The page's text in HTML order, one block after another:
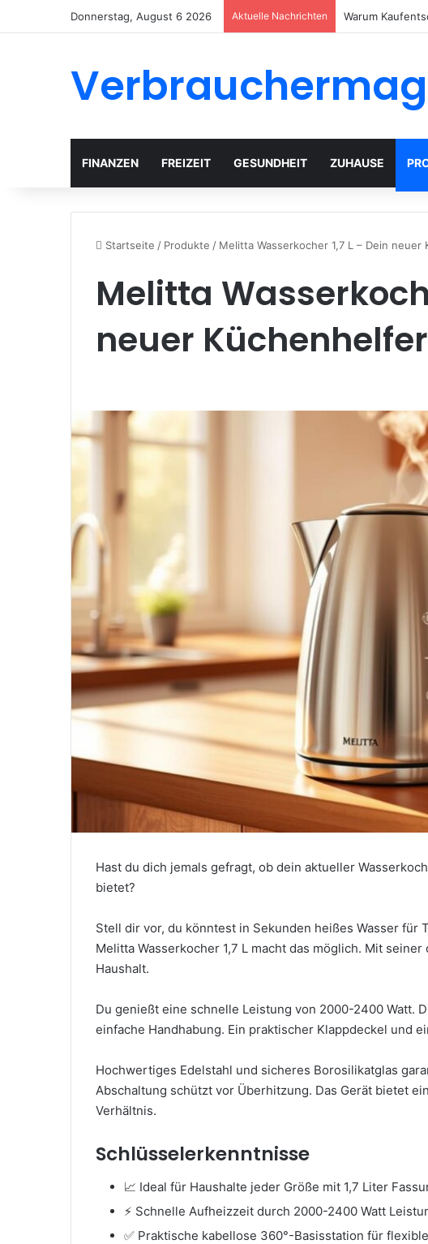
Donnerstag, August 6 2026 Aktuelle Nachrichten Gartenhäuser
FINANZEN FREIZEIT GESUNDHEIT ZUHAUSE
Startseite / Produkte / Melitta Wasserkocher 1,7 L – Dein neuer
Melitta
neuer Küchenhelfer
Hast du dich jemals gefragt, ob dein aktueller
bietet?
Stell dir vor, du könntest in Sekunden heißes Wasser für
Melitta Wasserkocher 1,7 L macht das möglich. Mit
Haushalt.
Du genießt eine schnelle Leistung von 2000-2400 Watt.
einfache Handhabung. Ein praktischer Klappdeckel und
Hochwertiges Edelstahl und sicheres Borosilikatglas
Abschaltung schützt vor Überhitzung. Das Gerät bietet
Verhältnis.
Schlüsselerkenntnisse
📈 Ideal für Haushalte jeder Größe mit 1,7 Liter
⚡ Schnelle Aufheizzeit durch 2000-2400 Watt
✅ Praktische kabellose 360°-Basisstation für